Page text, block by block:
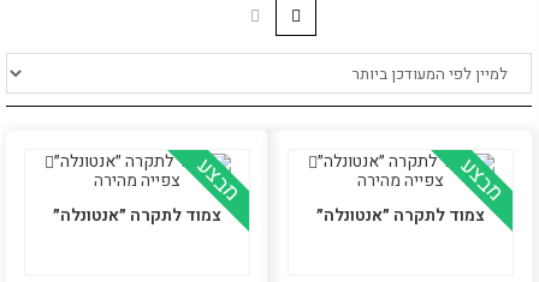
מבצע צפייה מהירה
צמוד לתקרה ״אנטונלה״
מבצע צפייה מהירה
צמוד לתקרה ״אנטונלה״